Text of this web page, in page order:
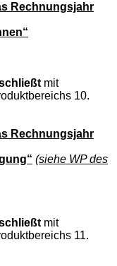
Rechnungsjahr
mit
10.
Rechnungsjahr
(siehe WP des
mit
11.